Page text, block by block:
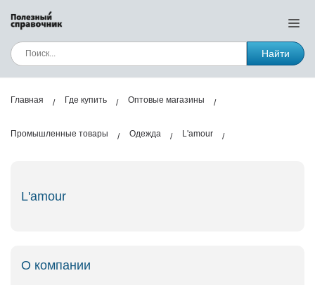
Найти
Главная Где купить Оптовые магазины
Промышленные товары Одежда L'amour
L'amour
О компании